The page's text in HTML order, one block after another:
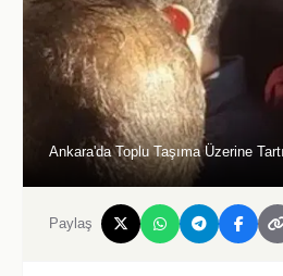
Ankara'da Toplu Taşıma Üzerine
Paylaş